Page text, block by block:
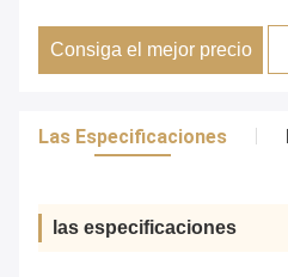
Consiga el mejor precio
Las Especificaciones
las especificaciones